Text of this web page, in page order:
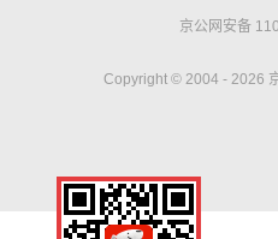
京公网安备
Copyright © 2004 - 2026